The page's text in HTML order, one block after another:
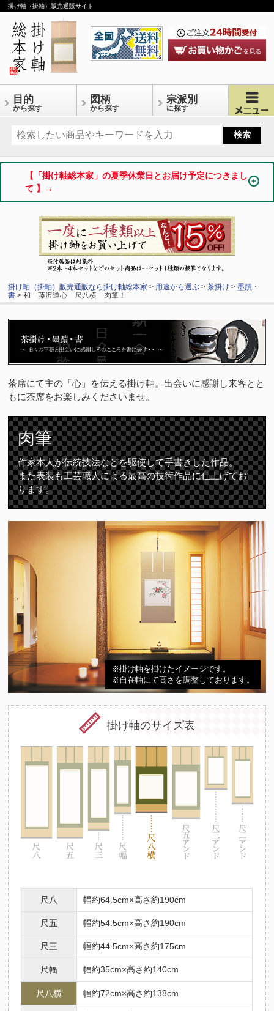
掛け軸（掛軸）販売通販サイト
目的
から探す
図柄
から探す
宗派別
に探す
【「掛け軸総本家」の夏季休業日とお届け予定につきまし
て 】→
掛け軸（掛軸）販売通販なら掛け軸総本家 > 用途から選ぶ >茶掛け >墨蹟・
書 > 和 藤沢道心 尺八横 肉筆！
茶席にて主の「心」を伝える掛け軸。出会いに感謝し来客とと
もに茶席をお楽しみくださいませ。
肉筆
作家本人が伝統技法などを駆使して手書きした作品。
また表装も工芸職人による最高の技術作品に仕上げてお
ります。
※掛け軸を掛けたイメージです。
※自在軸にて高さを調整しております。
掛け軸のサイズ表
尺八 幅約64.5cm×高さ約190cm
尺五 幅約54.5cm×高さ約190cm
尺三 幅約44.5cm×高さ約175cm
尺幅 幅約35cm×高さ約140cm
尺八横 幅約72cm×高さ約138cm